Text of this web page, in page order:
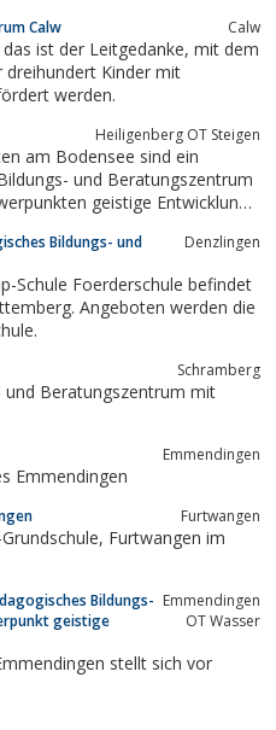
Calw Calw
dreihundert Kinder mit
werden.
Heiligenberg OT Steigen
am Bodensee sind ein
und Beratungszentrum
Bildungs- und
Denzlingen
Schule Foerderschule befindet
Schramberg
und Beratungszentrum mit
Emmendingen
Emmendingen
Furtwangen
Furtwangen im
Bildungs-
geistige
Emmendingen
OT Wasser
stellt sich vor